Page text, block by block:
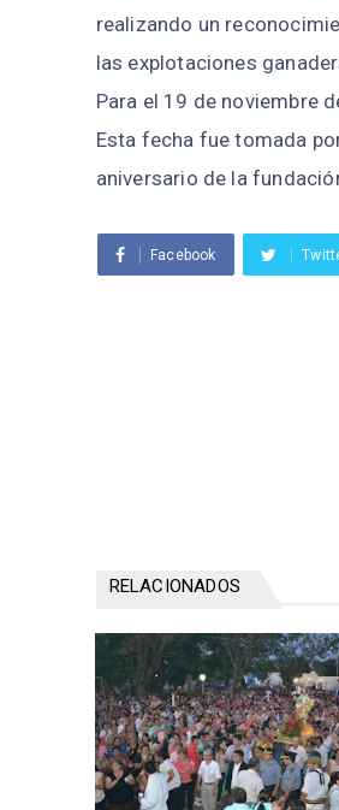
realizando un
las explotaciones
Para el 19 de noviembre
Esta fecha fue tomada
aniversario de la
Facebook
RELACIONADOS